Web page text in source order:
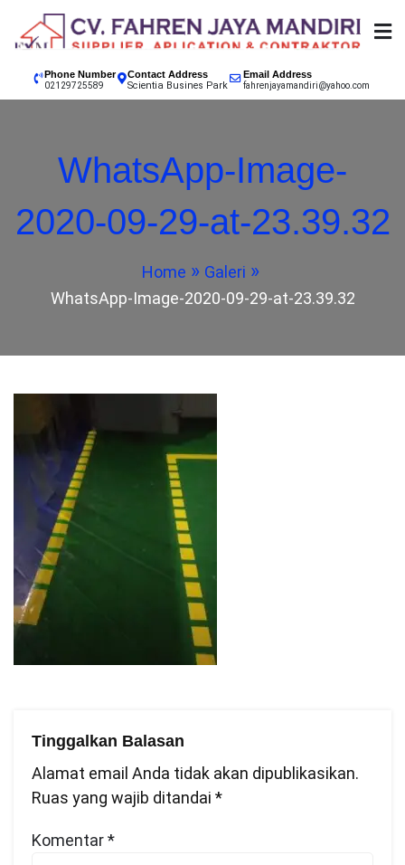
02129725589 CV.
MANDIRI
KONTRAKTOR CAT
EPOXY LANTAI
INDONESIA, EPOXY LANTAI JAKARTA, EPOXY LANTAI
LANTAI GARUT, EPOXY LANTAI CIANJUR
Phone Number
02129725589
Contact Address
Scientia Busines Park
Email Address
fahrenjayamandiri@yahoo.com
WhatsApp-Image-
2020-09-29-at-23.39.32
Home
Galeri
WhatsApp-Image-2020-09-29-at-23.39.32
Tinggalkan Balasan
Alamat email Anda tidak akan dipublikasikan.
Ruas yang wajib ditandai *
Komentar*